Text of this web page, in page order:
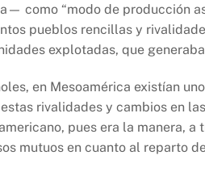
como “modo de producción
pueblos rencillas y
explotadas, que
en Mesoamérica existían
rivalidades y cambios en
pues era la manera,
mutuos en cuanto al reparto